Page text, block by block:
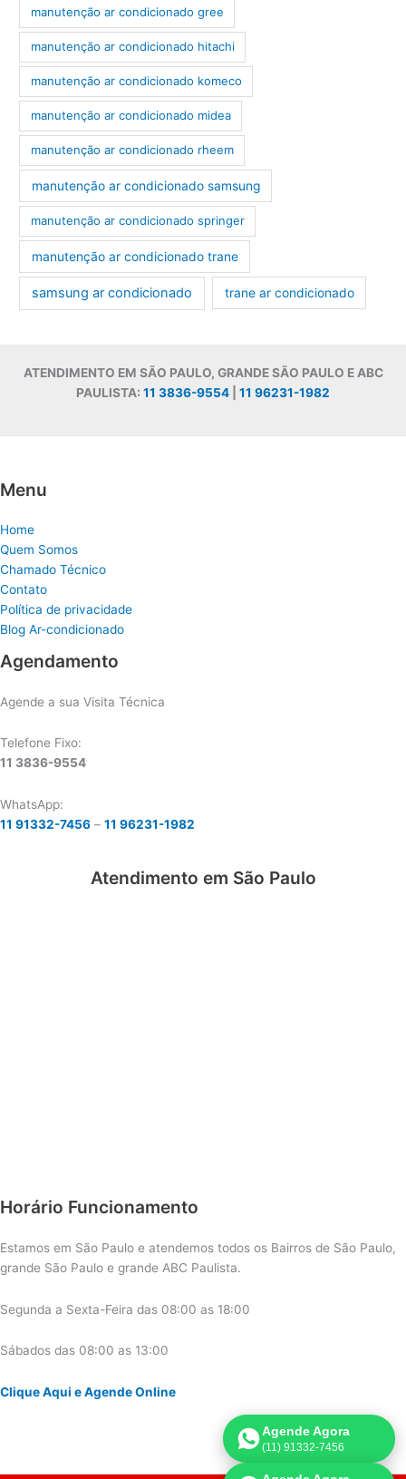
manutenção ar condicionado gree
manutenção ar condicionado hitachi
manutenção ar condicionado komeco
manutenção ar condicionado midea
manutenção ar condicionado rheem
manutenção ar condicionado samsung
manutenção ar condicionado springer
manutenção ar condicionado trane
samsung ar condicionado trane ar condicionado
ATENDIMENTO EM SÃO PAULO, GRANDE SÃO PAULO E ABC
PAULISTA: 11 3836-9554 11 96231-1982
Menu
Home
Quem Somos
Chamado Técnico
Contato
Política de privacidade
Blog Ar-condicionado
Agendamento
Agende a sua Visita Técnica
Telefone Fixo:
11 3836-9554
WhatsApp:
11 91332-7456 – 11 96231-1982
Atendimento em São Paulo
Horário Funcionamento
Estamos em São Paulo e atendemos todos os Bairros de São Paulo,
grande São Paulo e grande ABC Paulista.
Segunda a Sexta-Feira das 08:00 as 18:00
Sábados das 08:00 as 13:00
Clique Aqui e Agende Online
Agende Agora
(11) 91332-7456